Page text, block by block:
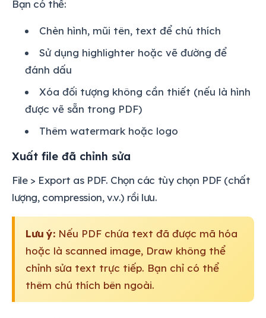
Bạn có thể:
Chèn hình, mũi tên, text để chú thích
Sử dụng highlighter hoặc vẽ đường để
đánh dấu
Xóa đối tượng không cần thiết (nếu là hình
được vẽ sẵn trong PDF)
Thêm watermark hoặc logo
Xuất file đã chỉnh sửa
File > Export as PDF. Chọn các tùy chọn PDF (chất
lượng, compression, v.v.) rồi lưu.
Lưu ý:Nếu PDF chứa text đã được mã hóa
hoặc là scanned image, Draw không thể
chỉnh sửa text trực tiếp. Bạn chỉ có thể
thêm chú thích bên ngoài.